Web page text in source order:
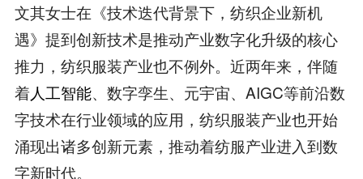
文其女士在《技术迭代背景下，纺织企业新机
遇》提到创新技术是推动产业数字化升级的核心
推力，纺织服装产业也不例外。近两年来，伴随
着人工智能、数字孪生、元宇宙、AIGC等前沿数
字技术在行业领域的应用，纺织服装产业也开始
涌现出诸多创新元素，推动着纺服产业进入到数
字新时代。